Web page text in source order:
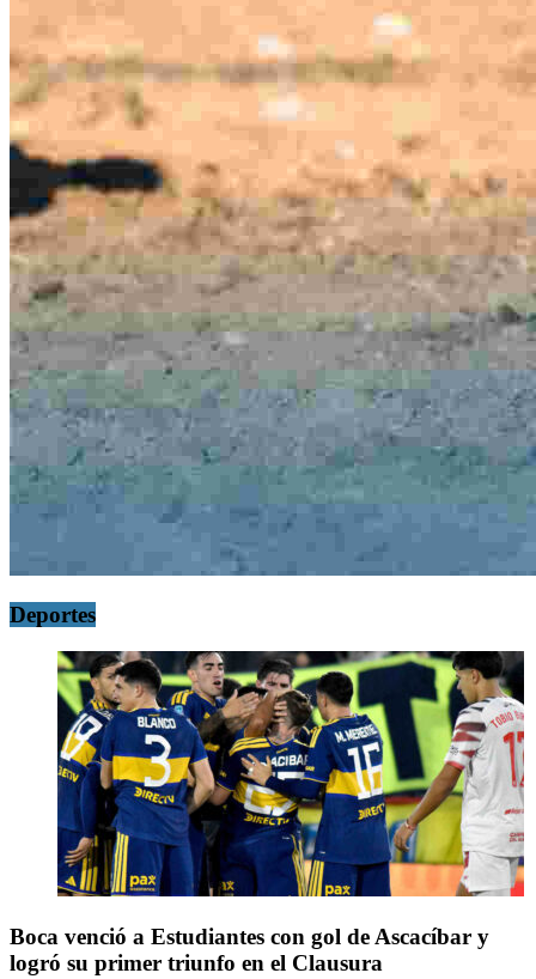
Deportes
Boca venció a Estudiantes con gol de Ascacíbar y
logró su primer triunfo en el Clausura